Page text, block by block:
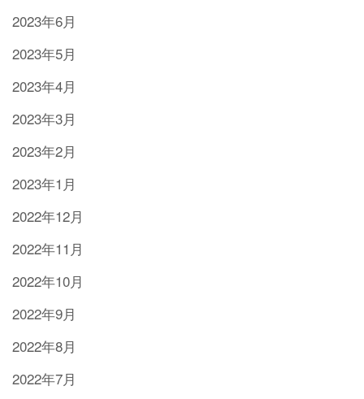
2023年6月
2023年5月
2023年4月
2023年3月
2023年2月
2023年1月
2022年12月
2022年11月
2022年10月
2022年9月
2022年8月
2022年7月